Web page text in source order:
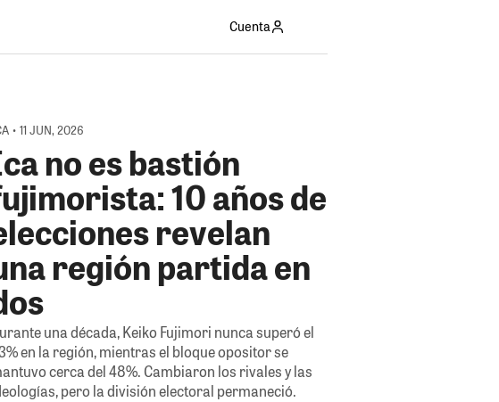
Cuenta
• 11 JUN, 2026
no es bastión
10 años de
revelan
región partida en
una década, Keiko Fujimori nunca superó el
en la región, mientras el bloque opositor se
cerca del 48%. Cambiaron los rivales y las
pero la división electoral permaneció.